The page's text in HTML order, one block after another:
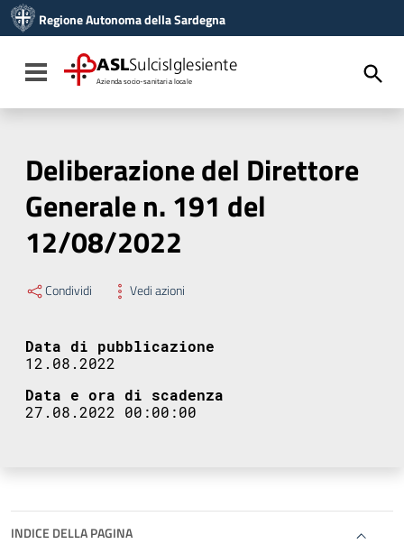
Vai al menu di navigazione
Vai al footer
Regione Autonoma della Sardegna
Toggle navigation
ASLSulcisIglesiente
Azienda socio-sanitaria locale
Deliberazione del Direttore
Generale n. 191 del
12/08/2022
Condividi Vedi azioni
Data di pubblicazione
12.08.2022
Data e ora di scadenza
27.08.2022 00:00:00
INDICE DELLA PAGINA